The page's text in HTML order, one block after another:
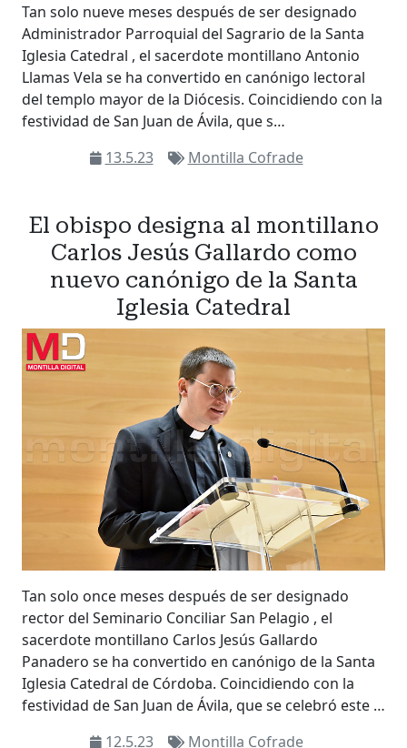
Tan solo nueve meses después de ser designado
Administrador Parroquial del Sagrario de la Santa
Iglesia Catedral , el sacerdote montillano Antonio
Llamas Vela se ha convertido en canónigo lectoral
del templo mayor de la Diócesis. Coincidiendo con la
festividad de San Juan de Ávila, que s…
13.5.23
Montilla Cofrade
El obispo designa al montillano
Carlos Jesús Gallardo como
nuevo canónigo de la Santa
Iglesia Catedral
Tan solo once meses después de ser designado
rector del Seminario Conciliar San Pelagio , el
sacerdote montillano Carlos Jesús Gallardo
Panadero se ha convertido en canónigo de la Santa
Iglesia Catedral de Córdoba. Coincidiendo con la
festividad de San Juan de Ávila, que se celebró este …
12.5.23
Montilla Cofrade